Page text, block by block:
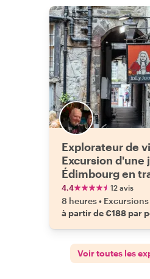
Explorateur de
Excursion d'une
Édimbourg en
4.4 12 avis
8 heures•
à partir de €188 par
Voir toutes les